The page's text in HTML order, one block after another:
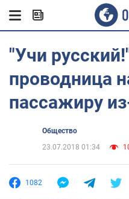
"Учи
проводница
пассажиру
Общество
23.07.2018 01:34
1082